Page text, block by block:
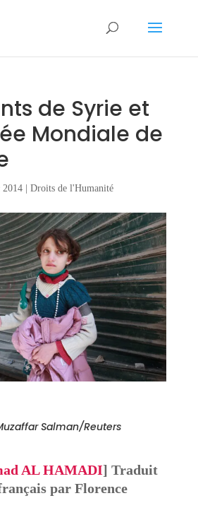
de Syrie et
Mondiale de
2014| Droits de l'Humanité
Salman/Reuters
AL HAMADI] Traduit
par Florence